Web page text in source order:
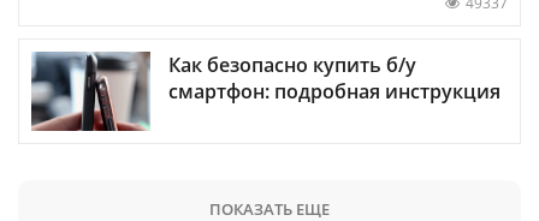
Как безопасно купить б/у
смартфон: подробная инструкция
ПОКАЗАТЬ ЕЩЕ